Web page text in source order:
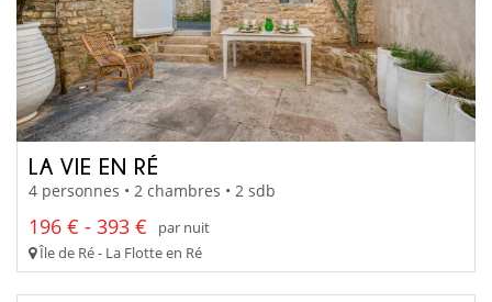
LA VIE EN RÉ
4 personnes • 2 chambres • 2 sdb
196 € - 393 €
par nuit
Île de Ré - La Flotte en Ré